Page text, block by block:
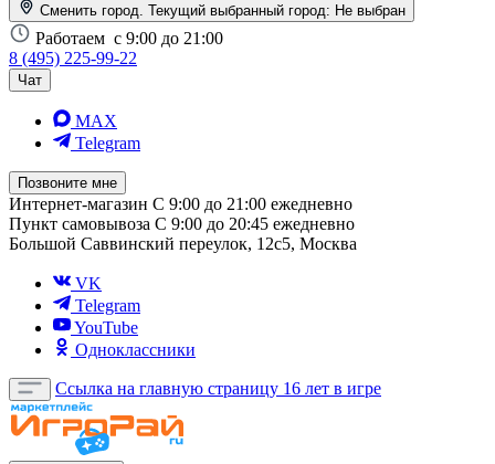
Сменить город. Текущий выбранный город: Не выбран
Работаем с 9:00 до 21:00
8 (495) 225-99-22
Чат
MAX
Telegram
Позвоните мне
Интернет-магазин С 9:00 до 21:00 ежедневно
Пункт самовывоза С 9:00 до 20:45 ежедневно
Большой Саввинский переулок, 12с5, Москва
VK
Telegram
YouTube
Одноклассники
Ссылка на главную страницу 16 лет в игре